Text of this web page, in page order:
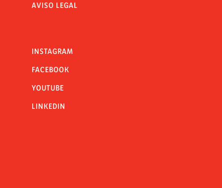
AVISO LEGAL
INSTAGRAM
FACEBOOK
YOUTUBE
LINKEDIN